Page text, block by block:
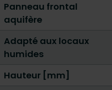
Panneau frontal
aquifère
Adapté aux locaux
humides
Hauteur [mm]